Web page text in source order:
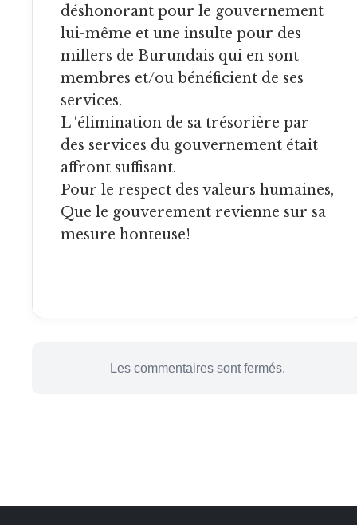
déshonorant pour le gouvernement
lui-même et une insulte pour des
millers de Burundais qui en sont
membres et/ou bénéficient de ses
services.
L ‘élimination de sa trésorière par
des services du gouvernement était
affront suffisant.
Pour le respect des valeurs humaines,
Que le gouverement revienne sur sa
mesure honteuse!
Les commentaires sont fermés.